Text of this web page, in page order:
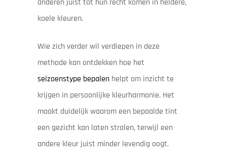
anderen juist tot hun recht komen in heldere,
koele kleuren.
Wie zich verder wil verdiepen in deze
methode kan ontdekken hoe het
seizoenstype bepalen helpt om inzicht te
krijgen in persoonlijke kleurharmonie. Het
maakt duidelijk waarom een bepaalde tint
een gezicht kan laten stralen, terwijl een
andere kleur juist minder levendig oogt.